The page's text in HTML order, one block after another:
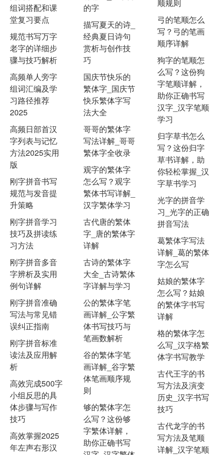
组词搭配和课
堂复习要点
规范书写万字
老字的详细步
骤与技巧解析
高频单人旁字
组词汇编及学
习路径推荐
2025
高频日部首汉
字列表与记忆
方法2025实用
版
刚字拼音书写
规范与发音提
升策略
刚字拼音学习
技巧及拼读练
习方法
刚字拼音多音
字辨析及实用
例句详解
刚字拼音准确
写法与常见错
误纠正指南
刚字拼音标准
读法及应用解
析
高效完成500字
小组反思的具
体步骤与写作
技巧
高效掌握2025
年左声右形汉
的字
描写夏天的诗_
经典夏日诗句
赏析与创作技
巧
国庆节快乐的
繁体字_国庆节
快乐繁体字写
法大全
哥哥的繁体字
写法详解_哥哥
繁体字全收录
观字的繁体字
怎么写？观字
繁体书写详解_
汉字繁体学习
古代唐的繁体
字_唐的繁体字
详解
古诗的繁体字
大全_古诗繁体
字详解与学习
公的繁体字笔
画详解_公字繁
体书写技巧与
笔画数解析
谷的繁体字笔
画详解_谷字繁
体笔画顺序规
则
够的繁体字怎
么写？这份够
字繁体详解，
助你正确书写
顺规则
弓的笔顺怎么
写？弓的笔画
顺序详解
狗字的笔顺怎
么写？这份狗
字笔顺详解，
助你正确书写
汉字_汉字笔顺
学习
归字草书怎么
写？这份归字
草书详解，助
你轻松掌握_汉
字草书学习
光字的拼音学
习_光字的正确
拼音写法
葛繁体字写法
详解_葛的繁体
字怎么写
姑娘的繁体字
怎么写？姑娘
的繁体字书写
详解
格的繁体字怎
么写_汉字格繁
体字书写教学
古代王字的书
写方法及演变
历史_汉字书写
技巧
古代龙字的书
写方法及笔顺
详解_汉字笔顺